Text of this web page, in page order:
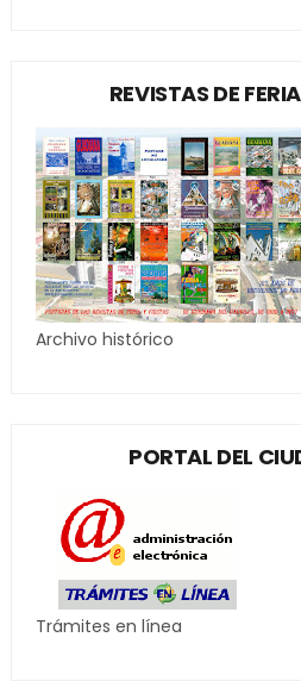
REVISTAS DE
Archivo histórico
PORTAL DEL
Trámites en línea